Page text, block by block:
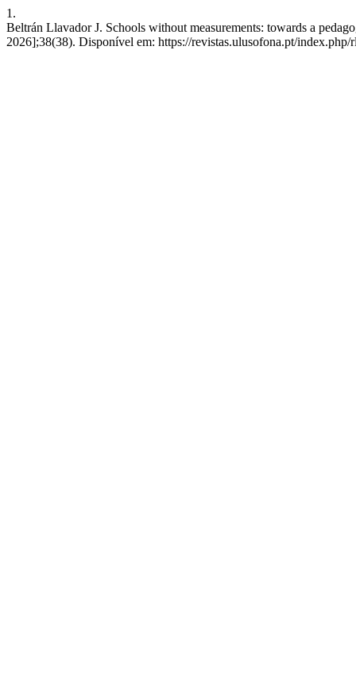
1.
Beltrán Llavador J. Schools without measurements: towards a
2026];38(38). Disponível em: https://revistas.ulusofona.pt/index.php/